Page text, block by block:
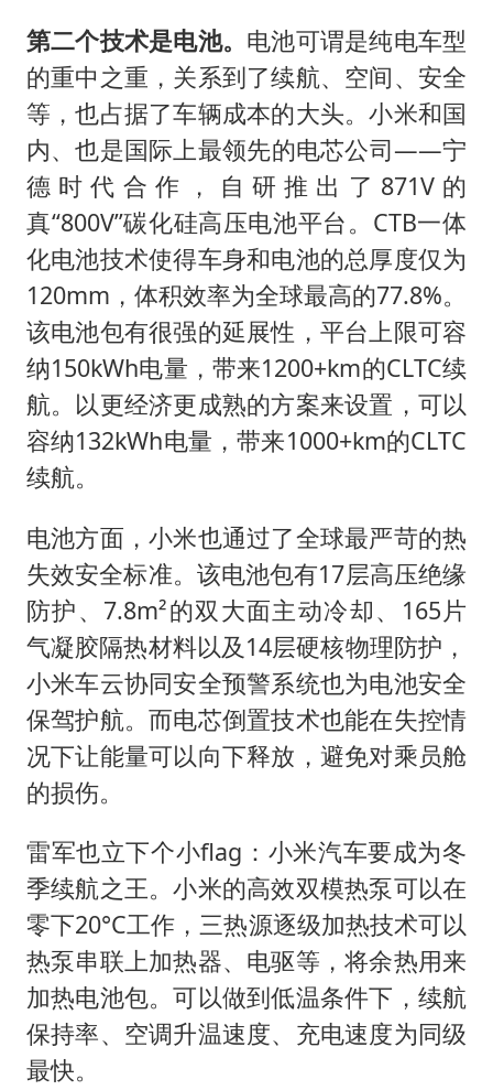
第二个技术是电池。 电池可谓是纯电车型
的重中之重，关系到了续航、空间、安全
等，也占据了车辆成本的大头。小米和国
内、也是国际上最领先的电芯公司——宁
德时代合作，自研推出了871V的
真“800V”碳化硅高压电池平台。CTB一体
化电池技术使得车身和电池的总厚度仅为
120mm，体积效率为全球最高的77.8%。
该电池包有很强的延展性，平台上限可容
纳150kWh电量，带来1200+km的CLTC续
航。以更经济更成熟的方案来设置，可以
容纳132kWh电量，带来1000+km的CLTC
续航。
电池方面，小米也通过了全球最严苛的热
失效安全标准。该电池包有17层高压绝缘
防护、7.8m²的双大面主动冷却、165片
气凝胶隔热材料以及14层硬核物理防护，
小米车云协同安全预警系统也为电池安全
保驾护航。而电芯倒置技术也能在失控情
况下让能量可以向下释放，避免对乘员舱
的损伤。
雷军也立下个小flag：小米汽车要成为冬
季续航之王。小米的高效双模热泵可以在
零下20°C工作，三热源逐级加热技术可以
热泵串联上加热器、电驱等，将余热用来
加热电池包。可以做到低温条件下，续航
保持率、空调升温速度、充电速度为同级
最快。